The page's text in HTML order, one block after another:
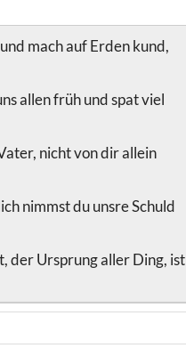
mach auf Erden kund,
allen früh und spat viel
nicht von dir allein
nimmst du unsre Schuld
der Ursprung aller Ding, ist